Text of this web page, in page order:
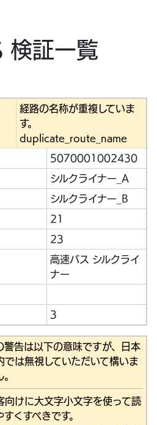
検証一覧
経路の名称が重複していま
す。
duplicate_route_name
5070001002430
シルクライナー_A
シルクライナー_B
21
23
高速バス シルクライ
ナー
3
警告は以下の意味ですが、日本
では無視していただいて構いま
向けに大文字小文字を使って読
すくすべきです。